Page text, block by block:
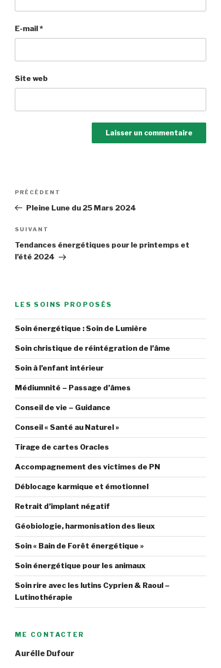
E-mail*
Site web
Navigation
l’article
Article
précédent
PRÉCÉDENT
Pleine Lune du 25 Mars 2024
Article
suivant
SUIVANT
Tendances énergétiques pour le printemps et
l’été 2024
LES SOINS PROPOSÉS
Soin énergétique : Soin de Lumière
Soin christique de réintégration de l’âme
Soin à l’enfant intérieur
Médiumnité – Passage d’âmes
Conseil de vie – Guidance
Conseil « Santé au Naturel »
Tirage de cartes Oracles
Accompagnement des victimes de PN
Déblocage karmique et émotionnel
Retrait d’implant négatif
Géobiologie, harmonisation des lieux
Soin « Bain de Forêt énergétique »
Soin énergétique pour les animaux
Soin rire avec les lutins Cyprien & Raoul –
Lutinothérapie
ME CONTACTER
Aurélie Dufour